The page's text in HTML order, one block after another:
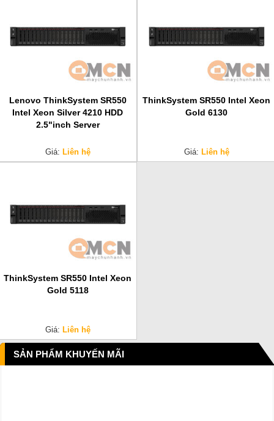
Lenovo ThinkSystem SR550
Intel Xeon Silver 4210 HDD
2.5"inch Server
Giá: Liên hệ
ThinkSystem SR550 Intel Xeon
Gold 6130
Giá: Liên hệ
ThinkSystem SR550 Intel Xeon
Gold 5118
Giá: Liên hệ
SẢN PHẨM KHUYẾN MÃI